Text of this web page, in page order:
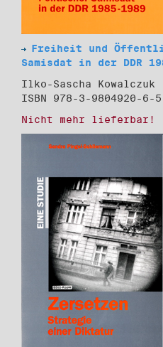
Freiheit und
Samisdat in der DDR
Ilko-Sascha Kowalczuk
ISBN 978-3-9804920-6-5
Nicht mehr lieferbar!